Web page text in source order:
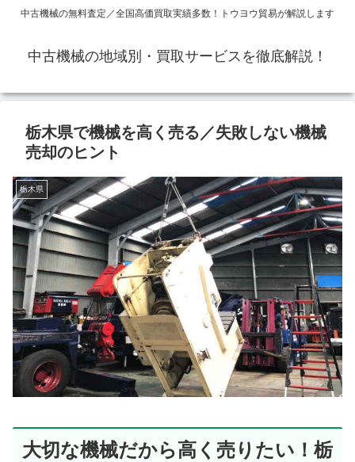
中古機械の無料査定／全国高価買取実績多数！トウヨウ貿易が解説します
中古機械の地域別・買取サービスを徹底解説！
栃木県で機械を高く売る／失敗しない機械
売却のヒント
栃木県
大切な機械だから高く売りたい！栃